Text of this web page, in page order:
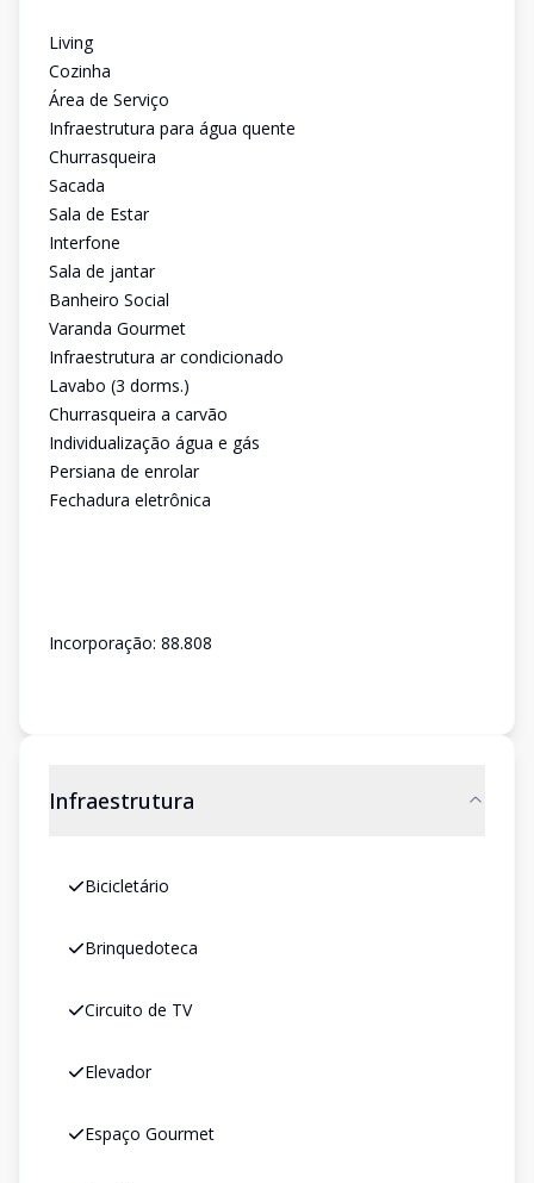
Living
Cozinha
Área de Serviço
Infraestrutura para água quente
Churrasqueira
Sacada
Sala de Estar
Interfone
Sala de jantar
Banheiro Social
Varanda Gourmet
Infraestrutura ar condicionado
Lavabo (3 dorms.)
Churrasqueira a carvão
Individualização água e gás
Persiana de enrolar
Fechadura eletrônica
Incorporação: 88.808
Infraestrutura
Bicicletário
Brinquedoteca
Circuito de TV
Elevador
Espaço Gourmet